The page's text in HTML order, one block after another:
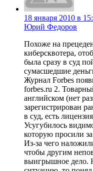
18 января 2010 в
Юрий Федоров
Похоже на
киберсквотера,
была сразу в суд
сумасшедшие
Журнал Forbes
forbes.ru 2.
английском (нет
зарегистрирован
в суд, есть
Усугубилось
которую просили
Из-за чего
чтобы другим
выигрышное дело.